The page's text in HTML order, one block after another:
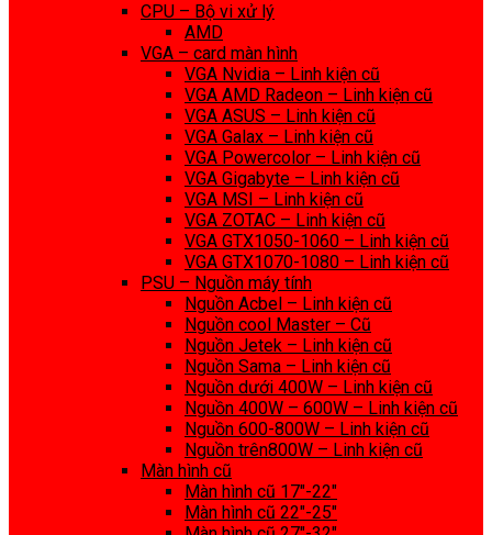
CPU – Bộ vi xử lý
AMD
VGA – card màn hình
VGA Nvidia – Linh kiện cũ
VGA AMD Radeon – Linh kiện cũ
VGA ASUS – Linh kiện cũ
VGA Galax – Linh kiện cũ
VGA Powercolor – Linh kiện cũ
VGA Gigabyte – Linh kiện cũ
VGA MSI – Linh kiện cũ
VGA ZOTAC – Linh kiện cũ
VGA GTX1050-1060 – Linh kiện cũ
VGA GTX1070-1080 – Linh kiện cũ
PSU – Nguồn máy tính
Nguồn Acbel – Linh kiện cũ
Nguồn cool Master – Cũ
Nguồn Jetek – Linh kiện cũ
Nguồn Sama – Linh kiện cũ
Nguồn dưới 400W – Linh kiện cũ
Nguồn 400W – 600W – Linh kiện cũ
Nguồn 600-800W – Linh kiện cũ
Nguồn trên800W – Linh kiện cũ
Màn hình cũ
Màn hình cũ 17″-22″
Màn hình cũ 22″-25″